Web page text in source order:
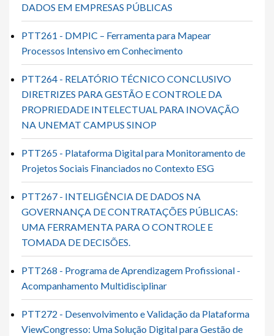
DADOS EM EMPRESAS PÚBLICAS
PTT261 - DMPIC – Ferramenta para Mapear
Processos Intensivo em Conhecimento
PTT264 - RELATÓRIO TÉCNICO CONCLUSIVO
DIRETRIZES PARA GESTÃO E CONTROLE DA
PROPRIEDADE INTELECTUAL PARA INOVAÇÃO
NA UNEMAT CAMPUS SINOP
PTT265 - Plataforma Digital para Monitoramento de
Projetos Sociais Financiados no Contexto ESG
PTT267 - INTELIGÊNCIA DE DADOS NA
GOVERNANÇA DE CONTRATAÇÕES PÚBLICAS:
UMA FERRAMENTA PARA O CONTROLE E
TOMADA DE DECISÕES.
PTT268 - Programa de Aprendizagem Profissional -
Acompanhamento Multidisciplinar
PTT272 - Desenvolvimento e Validação da Plataforma
ViewCongresso: Uma Solução Digital para Gestão de